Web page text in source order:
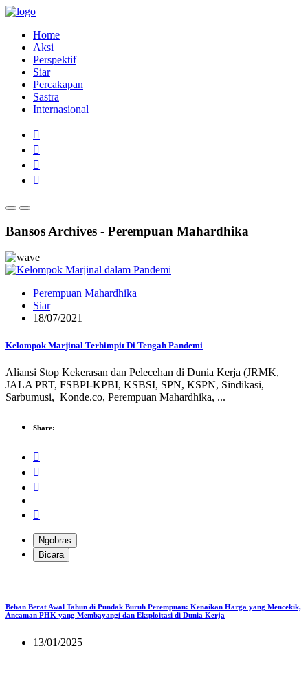
Home
Aksi
Perspektif
Siar
Percakapan
Sastra
Internasional
Bansos Archives - Perempuan Mahardhika
Perempuan Mahardhika
Siar
18/07/2021
Kelompok Marjinal Terhimpit Di Tengah Pandemi
Aliansi Stop Kekerasan dan Pelecehan di Dunia Kerja (JRMK,
JALA PRT, FSBPI-KPBI, KSBSI, SPN, KSPN, Sindikasi,
Sarbumusi, Konde.co, Perempuan Mahardhika, ...
Share:
Ngobras
Bicara
Beban Berat Awal Tahun di Pundak Buruh Perempuan: Kenaikan Harga yang Mencekik,
Ancaman PHK yang Membayangi dan Eksploitasi di Dunia Kerja
13/01/2025